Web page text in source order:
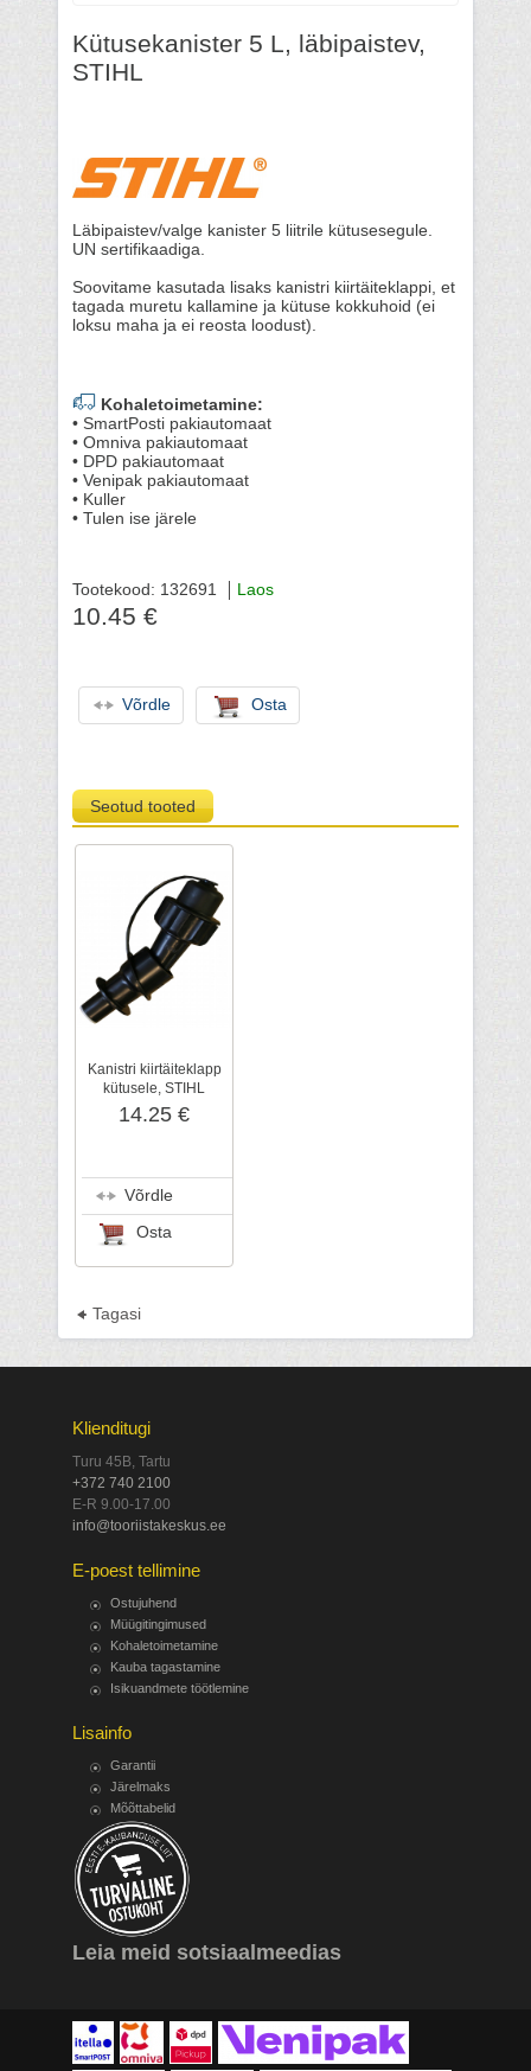
Kütusekanister 5 L, läbipaistev,
STIHL
Läbipaistev/valge kanister 5 liitrile kütusesegule.
UN sertifikaadiga.
Soovitame kasutada lisaks kanistri kiirtäiteklappi, et
tagada muretu kallamine ja kütuse kokkuhoid (ei
loksu maha ja ei reosta loodust).
Kohaletoimetamine:
• SmartPosti pakiautomaat
• Omniva pakiautomaat
• DPD pakiautomaat
• Venipak pakiautomaat
• Kuller
• Tulen ise järele
Tootekood: 132691 Laos
10.45 €
Võrdle Osta
Seotud tooted
Kanistri kiirtäiteklapp
kütusele, STIHL
14.25 €
Võrdle
Osta
Tagasi
Klienditugi
Turu 45B, Tartu
+372 740 2100
E-R 9.00-17.00
info@tooriistakeskus.ee
E-poest tellimine
Ostujuhend
Müügitingimused
Kohaletoimetamine
Kauba tagastamine
Isikuandmete töötlemine
Lisainfo
Garantii
Järelmaks
Mõõttabelid
Leia meid sotsiaalmeedias